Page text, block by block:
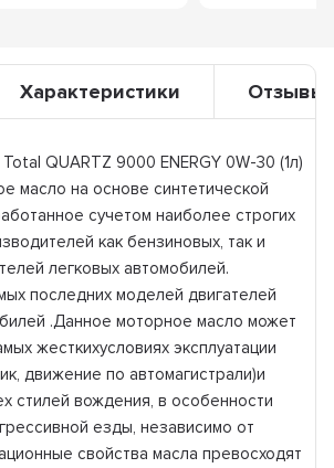
Характеристики Отзывы
QUARTZ 9000 ENERGY 0W-30 (1л)
масло на основе синтетической
cучетом наиболее строгих
как бензиновых, так и
легковых автомобилей.
последних моделей двигателей
.Данное моторное масло может
жесткихусловиях эксплуатации
движение по автомагистрали)и
стилей вождения, в особенности
езды, независимо от
свойства масла превосходят